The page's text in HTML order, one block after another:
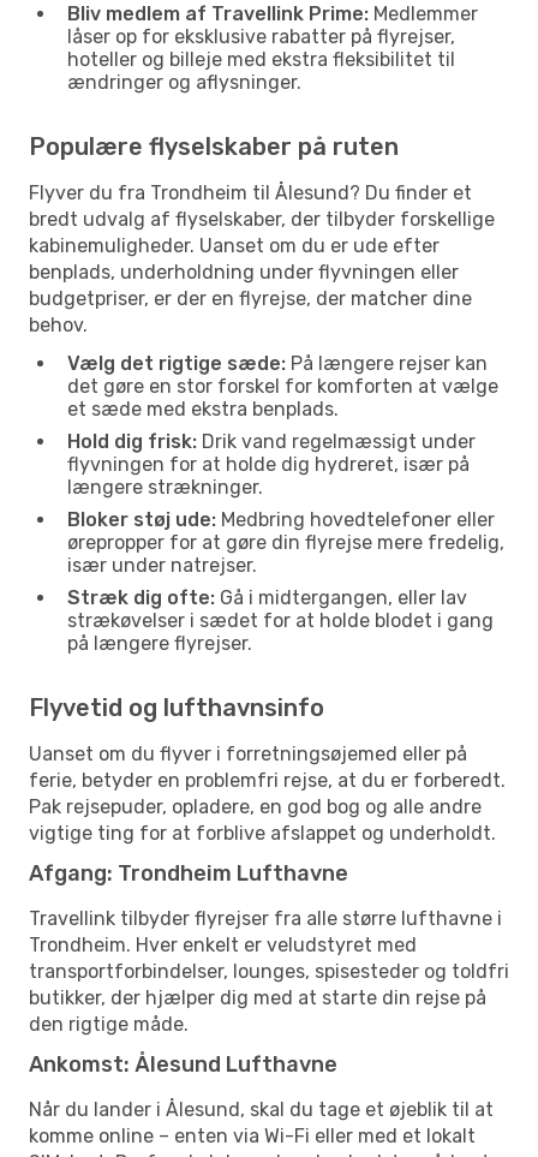
Bliv medlem af Travellink Prime: Medlemmer
låser op for eksklusive rabatter på flyrejser,
hoteller og billeje med ekstra fleksibilitet til
ændringer og aflysninger.
Populære flyselskaber på ruten
Flyver du fra Trondheim til Ålesund? Du finder et
bredt udvalg af flyselskaber, der tilbyder forskellige
kabinemuligheder. Uanset om du er ude efter
benplads, underholdning under flyvningen eller
budgetpriser, er der en flyrejse, der matcher dine
behov.
Vælg det rigtige sæde: På længere rejser kan
det gøre en stor forskel for komforten at vælge
et sæde med ekstra benplads.
Hold dig frisk: Drik vand regelmæssigt under
flyvningen for at holde dig hydreret, især på
længere strækninger.
Bloker støj ude: Medbring hovedtelefoner eller
ørepropper for at gøre din flyrejse mere fredelig,
især under natrejser.
Stræk dig ofte: Gå i midtergangen, eller lav
strækøvelser i sædet for at holde blodet i gang
på længere flyrejser.
Flyvetid og lufthavnsinfo
Uanset om du flyver i forretningsøjemed eller på
ferie, betyder en problemfri rejse, at du er forberedt.
Pak rejsepuder, opladere, en god bog og alle andre
vigtige ting for at forblive afslappet og underholdt.
Afgang: Trondheim Lufthavne
Travellink tilbyder flyrejser fra alle større lufthavne i
Trondheim. Hver enkelt er veludstyret med
transportforbindelser, lounges, spisesteder og toldfri
butikker, der hjælper dig med at starte din rejse på
den rigtige måde.
Ankomst: Ålesund Lufthavne
Når du lander i Ålesund, skal du tage et øjeblik til at
komme online – enten via Wi-Fi eller med et lokalt